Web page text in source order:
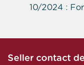
10/2024 :
Seller contact